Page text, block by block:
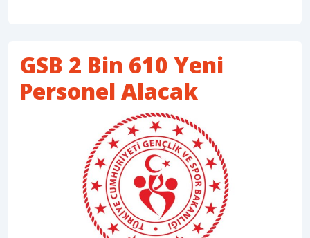
GSB 2 Bin 610 Yeni
Personel Alacak